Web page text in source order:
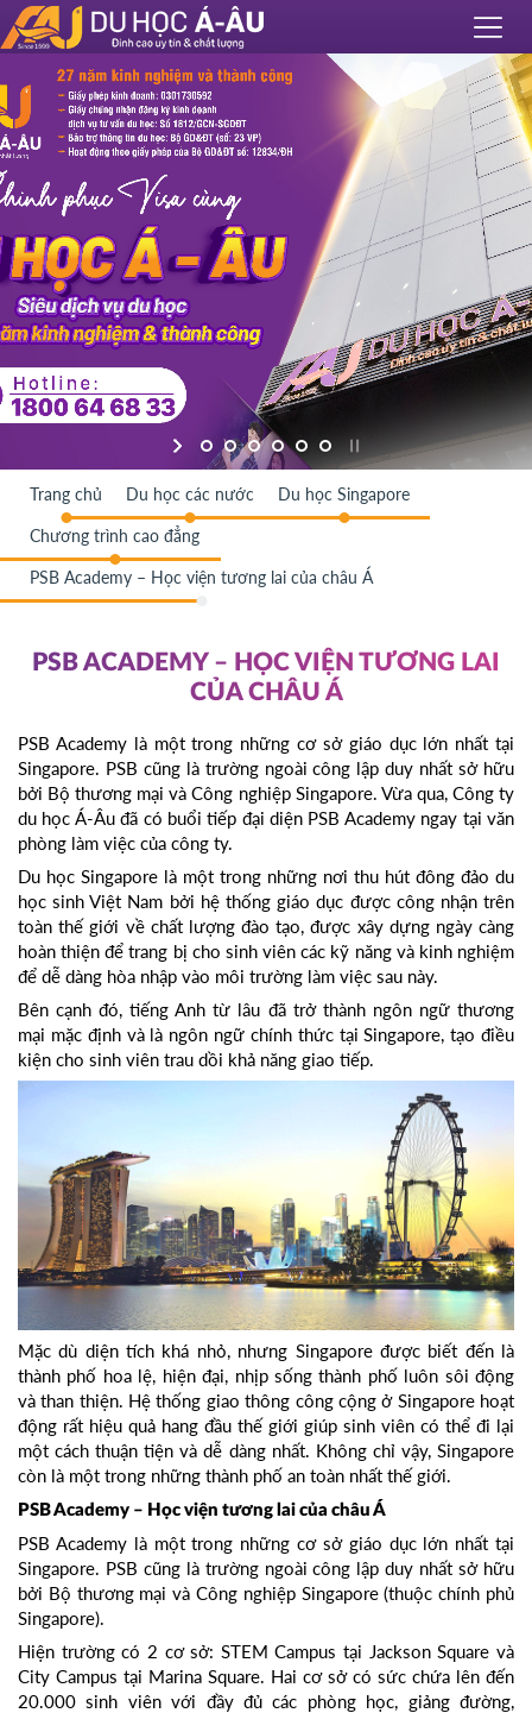
Trang chủ Du học các nước Du học Singapore
Chương trình cao đẳng
PSB Academy – Học viện tương lai của châu Á
PSB ACADEMY – HỌC VIỆN TƯƠNG LAI
CỦA CHÂU Á
PSB Academy là một trong những cơ sở giáo dục lớn nhất tại
Singapore. PSB cũng là trường ngoài công lập duy nhất sở hữu
bởi Bộ thương mại và Công nghiệp Singapore. Vừa qua, Công ty
du học Á-Âu đã có buổi tiếp đại diện PSB Academy ngay tại văn
phòng làm việc của công ty.
Du học Singapore là một trong những nơi thu hút đông đảo du
học sinh Việt Nam bởi hệ thống giáo dục được công nhận trên
toàn thế giới về chất lượng đào tạo, được xây dựng ngày càng
hoàn thiện để trang bị cho sinh viên các kỹ năng và kinh nghiệm
để dễ dàng hòa nhập vào môi trường làm việc sau này.
Bên cạnh đó, tiếng Anh từ lâu đã trở thành ngôn ngữ thương
mại mặc định và là ngôn ngữ chính thức tại Singapore, tạo điều
kiện cho sinh viên trau dồi khả năng giao tiếp.
Mặc dù diện tích khá nhỏ, nhưng Singapore được biết đến là
thành phố hoa lệ, hiện đại, nhịp sống thành phố luôn sôi động
và than thiện. Hệ thống giao thông công cộng ở Singapore hoạt
động rất hiệu quả hang đầu thế giới giúp sinh viên có thể đi lại
một cách thuận tiện và dễ dàng nhất. Không chỉ vậy, Singapore
còn là một trong những thành phố an toàn nhất thế giới.
PSB Academy – Học viện tương lai của châu Á
PSB Academy là một trong những cơ sở giáo dục lớn nhất tại
Singapore. PSB cũng là trường ngoài công lập duy nhất sở hữu
bởi Bộ thương mại và Công nghiệp Singapore (thuộc chính phủ
Singapore).
Hiện trường có 2 cơ sở: STEM Campus tại Jackson Square và
City Campus tại Marina Square. Hai cơ sở có sức chứa lên đến
20.000 sinh viên với đầy đủ các phòng học, giảng đường,